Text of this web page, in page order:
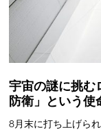
宇宙の謎に挑む
防衛」という使
8月末に打ち上げら